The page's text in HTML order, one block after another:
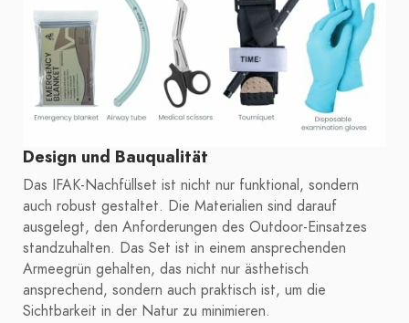
Design und Bauqualität
Das IFAK-Nachfüllset ist nicht nur funktional, sondern
auch robust gestaltet. Die Materialien sind darauf
ausgelegt, den Anforderungen des Outdoor-Einsatzes
standzuhalten. Das Set ist in einem ansprechenden
Armeegrün gehalten, das nicht nur ästhetisch
ansprechend, sondern auch praktisch ist, um die
Sichtbarkeit in der Natur zu minimieren.